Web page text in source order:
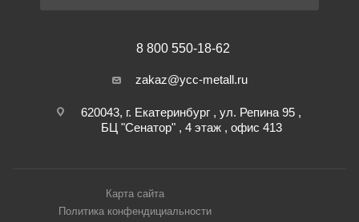
8 800 550-18-62
zakaz@ycc-metall.ru
620043, г. Екатеринбург , ул. Репина 95 ,
БЦ "Сенатор" , 4 этаж , офис 413
Карта сайта
Политика конфендициальности